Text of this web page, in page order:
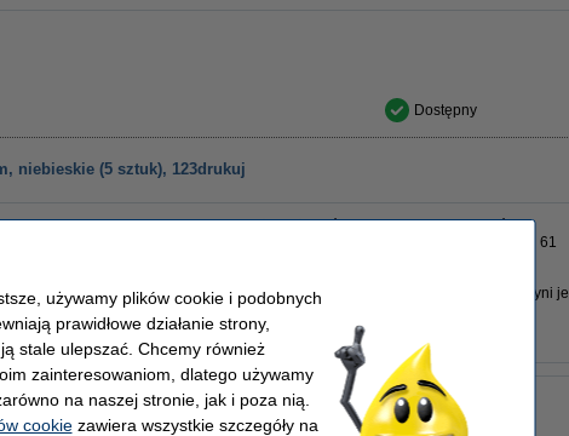
Dostępny
niebieskie (5 sztuk), 123drukuj
w kolorze niebieskim. Rolki można używać do drukowania paragonów i
fiskalnej czy taksometrów. Rolka papieru termicznego ma 80 mm szerokości i 61
gilzę o standardowej średnicy 12 mm i średnicę całkowitą 80 mm.
123drukuj wykonane są z papieru termicznego bez bisfenolu (BPA free), co czyni je
i środowiska.
fiskalnymi i terminalnami płatniczymi. Opakowanie zawiera 5 rolek.
123drukuj
termiczny
używamy plików cookie i podobnych
prawidłowe działanie strony,
stale ulepszać. Chcemy również
zainteresowaniom, dlatego używamy
na naszej stronie, jak i poza nią.
cookiezawiera wszystkie szczegóły na